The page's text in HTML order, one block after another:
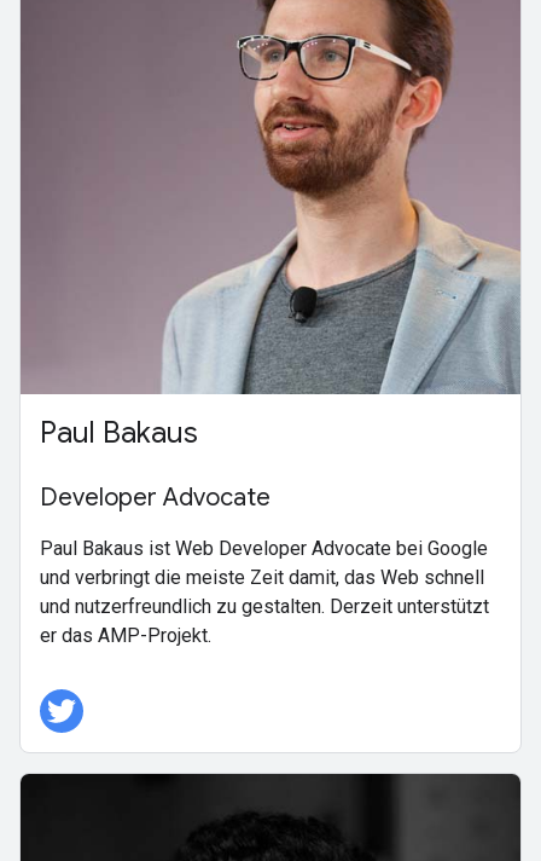
Paul Bakaus
Developer Advocate
Paul Bakaus ist Web Developer Advocate bei Google
und verbringt die meiste Zeit damit, das Web schnell
und nutzerfreundlich zu gestalten. Derzeit unterstützt
er das AMP-Projekt.